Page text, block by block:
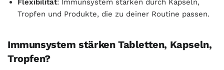
Flexibilität: Immunsystem stärken durch Kapseln,
Tropfen und Produkte, die zu deiner Routine passen.
Immunsystem stärken Tabletten, Kapseln,
Tropfen?